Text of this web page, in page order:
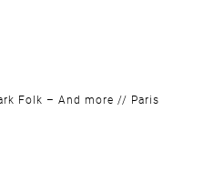
Folk – And more // Paris